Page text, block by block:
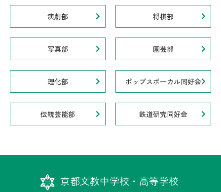
演劇部 将棋部
写真部 園芸部
理化部 ポップスボーカル同好会
伝統芸能部 鉄道研究同好会
京都文教中学校・高等学校